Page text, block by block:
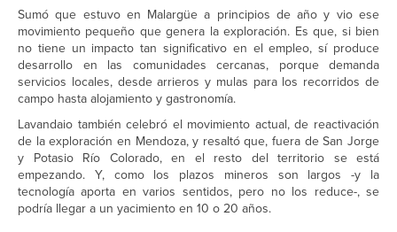
Sumó que estuvo en Malargüe a principios de año y vio ese
movimiento pequeño que genera la exploración. Es que, si bien
no tiene un impacto tan significativo en el empleo, sí produce
desarrollo en las comunidades cercanas, porque demanda
servicios locales, desde arrieros y mulas para los recorridos de
campo hasta alojamiento y gastronomía.
Lavandaio también celebró el movimiento actual, de reactivación
de la exploración en Mendoza, y resaltó que, fuera de San Jorge
y Potasio Río Colorado, en el resto del territorio se está
empezando. Y, como los plazos mineros son largos -y la
tecnología aporta en varios sentidos, pero no los reduce-, se
podría llegar a un yacimiento en 10 o 20 años.